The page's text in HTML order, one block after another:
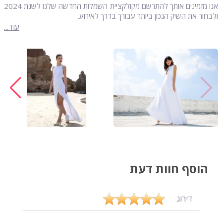
אנו מזמינים אותך להתרשם מקולקציית השמלות החדשה שלנו לשנת 2024
ולבחור את השיק הנכון ביותר עבורך בדרך לאירוע.
עוד...
הוסף חוות דעת
דירוג